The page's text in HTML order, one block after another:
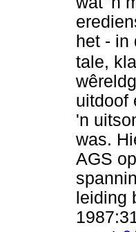
het - in
tale,
uitdoof
'n
was.
AGS
leiding